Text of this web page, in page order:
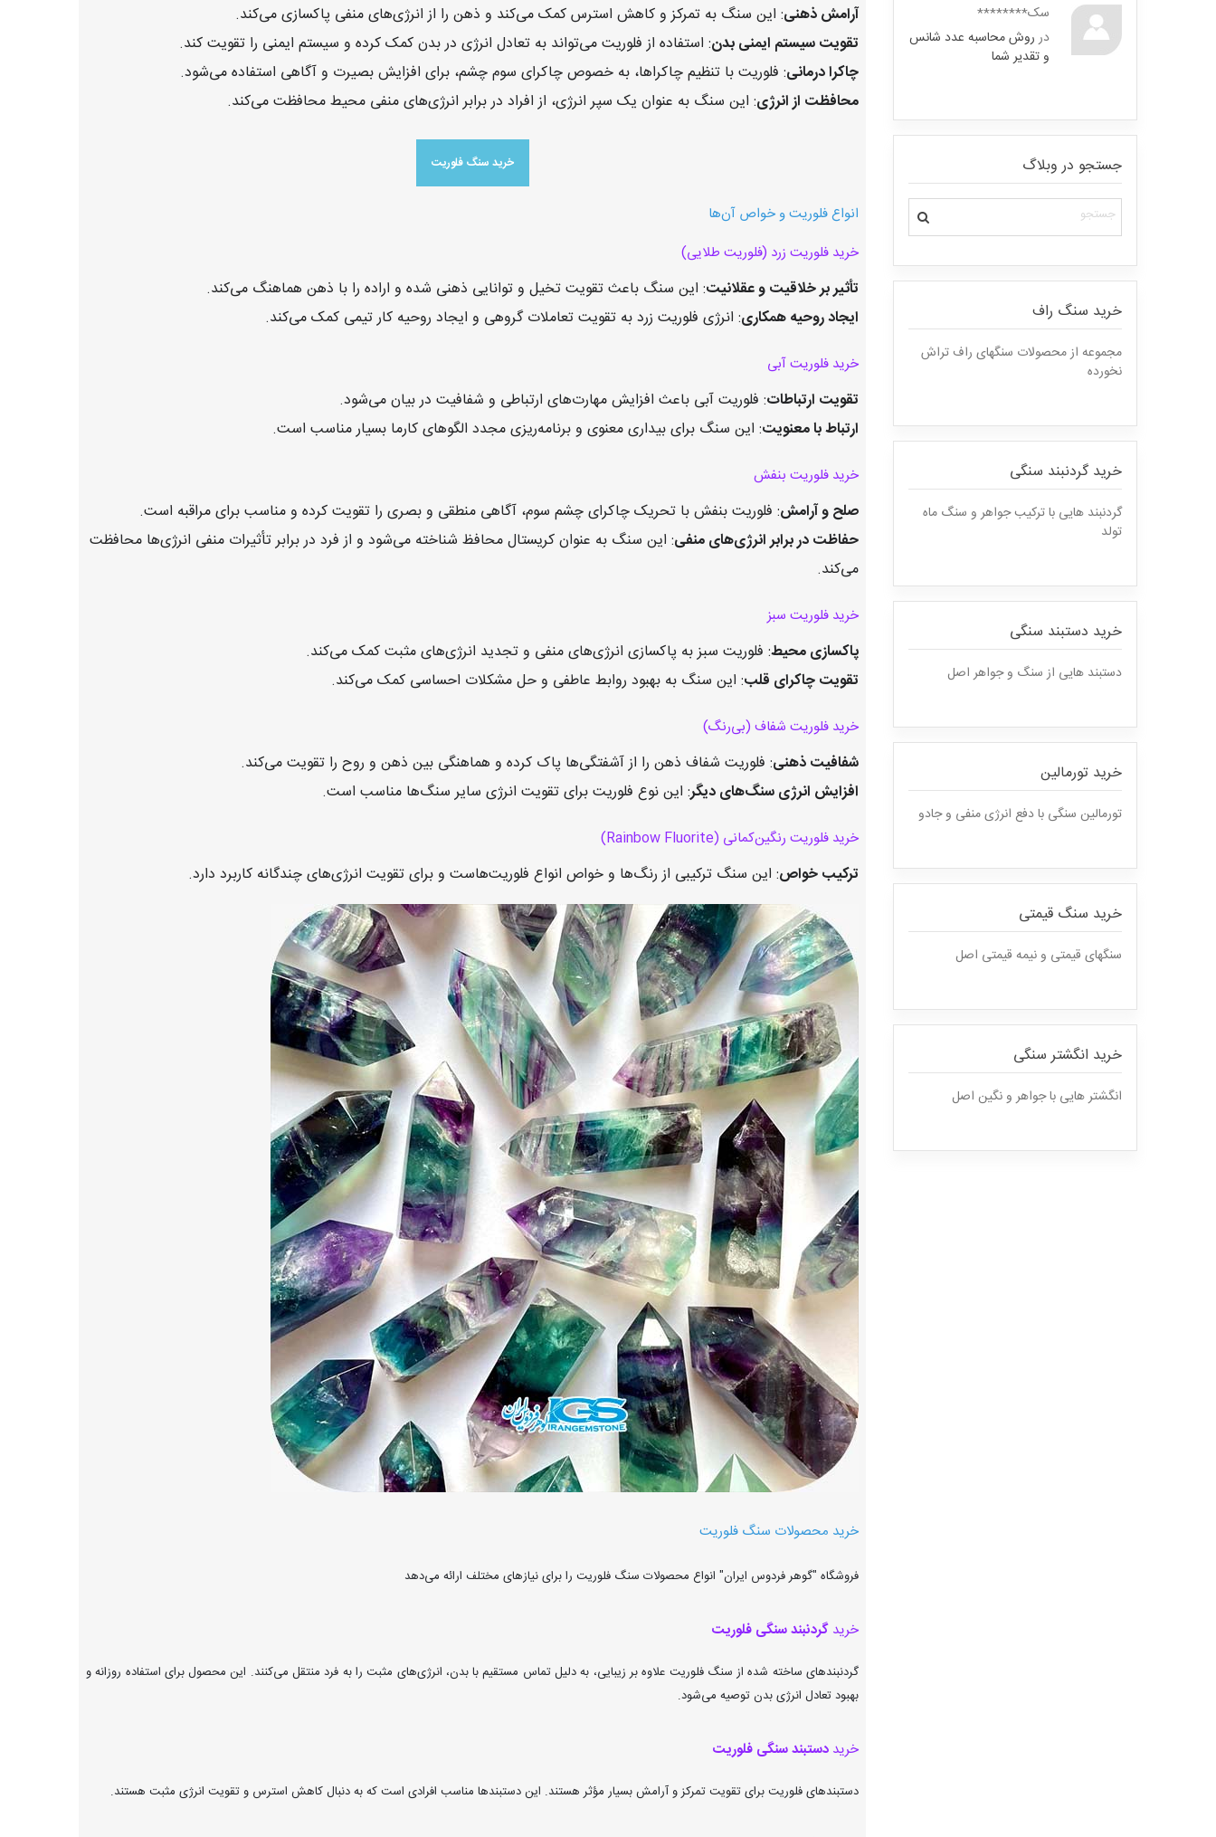
سک********
درروش محاسبه عدد شانس
و تقدیر شما
جستجو در وبلاگ
خرید سنگ راف
مجموعه از محصولات سنگهای راف تراش
نخورده
خرید گردنبند سنگی
گردنبند هایی با ترکیب جواهر و سنگ ماه
تولد
خرید دستبند سنگی
دستبند هایی از سنگ و جواهر اصل
خرید تورمالین
تورمالین سنگی با دفع انرژی منفی و جادو
خرید سنگ قیمتی
سنگهای قیمتی و نیمه قیمتی اصل
خرید انگشتر سنگی
انگشتر هایی با جواهر و نگین اصل
آرامش ذهنی: این سنگ به تمرکز و کاهش استرس کمک می‌کند و ذهن را از انرژی‌های منفی پاکسازی می‌کند.
تقویت سیستم ایمنی بدن: استفاده از فلوریت می‌تواند به تعادل انرژی در بدن کمک کرده و سیستم ایمنی را تقویت کند.
چاکرا درمانی: فلوریت با تنظیم چاکراها، به خصوص چاکرای سوم چشم، برای افزایش بصیرت و آگاهی استفاده می‌شود.
محافظت از انرژی: این سنگ به عنوان یک سپر انرژی، از افراد در برابر انرژی‌های منفی محیط محافظت می‌کند.
خرید سنگ فلوریت
انواع فلوریت و خواص آن‌ها
خرید فلوریت زرد (فلوریت طلایی)
تأثیر بر خلاقیت و عقلانیت: این سنگ باعث تقویت تخیل و توانایی ذهنی شده و اراده را با ذهن هماهنگ می‌کند.
ایجاد روحیه همکاری: انرژی فلوریت زرد به تقویت تعاملات گروهی و ایجاد روحیه کار تیمی کمک می‌کند.
خرید فلوریت آبی
تقویت ارتباطات: فلوریت آبی باعث افزایش مهارت‌های ارتباطی و شفافیت در بیان می‌شود.
ارتباط با معنویت: این سنگ برای بیداری معنوی و برنامه‌ریزی مجدد الگوهای کارما بسیار مناسب است.
خرید فلوریت بنفش
صلح و آرامش: فلوریت بنفش با تحریک چاکرای چشم سوم، آگاهی منطقی و بصری را تقویت کرده و مناسب برای مراقبه است.
حفاظت در برابر انرژی‌های منفی: این سنگ به عنوان کریستال محافظ شناخته می‌شود و از فرد در برابر تأثیرات منفی انرژی‌ها محافظت
می‌کند.
خرید فلوریت سبز
پاکسازی محیط: فلوریت سبز به پاکسازی انرژی‌های منفی و تجدید انرژی‌های مثبت کمک می‌کند.
تقویت چاکرای قلب: این سنگ به بهبود روابط عاطفی و حل مشکلات احساسی کمک می‌کند.
خرید فلوریت شفاف (بی‌رنگ)
شفافیت ذهنی: فلوریت شفاف ذهن را از آشفتگی‌ها پاک کرده و هماهنگی بین ذهن و روح را تقویت می‌کند.
افزایش انرژی سنگ‌های دیگر: این نوع فلوریت برای تقویت انرژی سایر سنگ‌ها مناسب است.
خرید فلوریت رنگین‌کمانی (Rainbow Fluorite)
ترکیب خواص: این سنگ ترکیبی از رنگ‌ها و خواص انواع فلوریت‌هاست و برای تقویت انرژی‌های چندگانه کاربرد دارد.
خرید محصولات سنگ فلوریت
فروشگاه "گوهر فردوس ایران" انواع محصولات سنگ فلوریت را برای نیازهای مختلف ارائه می‌دهد
خرید گردنبند سنگی فلوریت
گردنبندهای ساخته شده از سنگ فلوریت علاوه بر زیبایی، به دلیل تماس مستقیم با بدن، انرژی‌های مثبت را به فرد منتقل می‌کنند. این محصول برای استفاده روزانه و
بهبود تعادل انرژی بدن توصیه می‌شود.
خرید دستبند سنگی فلوریت
دستبندهای فلوریت برای تقویت تمرکز و آرامش بسیار مؤثر هستند. این دستبندها مناسب افرادی است که به دنبال کاهش استرس و تقویت انرژی مثبت هستند.